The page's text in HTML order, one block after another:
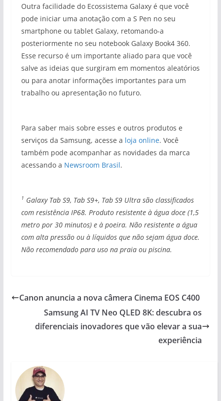
Outra facilidade do Ecossistema Galaxy é que você
pode iniciar uma anotação com a S Pen no seu
smartphone ou tablet Galaxy, retomando-a
posteriormente no seu notebook Galaxy Book4 360.
Esse recurso é um importante aliado para que você
salve as ideias que surgiram em momentos aleatórios
ou para anotar informações importantes para um
trabalho ou apresentação no futuro.
Para saber mais sobre esses e outros produtos e
serviços da Samsung, acesse a loja online. Você
também pode acompanhar as novidades da marca
acessando a Newsroom Brasil.
1 Galaxy Tab S9, Tab S9+, Tab S9 Ultra são classificados
com resistência IP68. Produto resistente à água doce (1,5
metro por 30 minutos) e à poeira. Não resistente a água
com alta pressão ou à líquidos que não sejam água doce.
Não recomendado para uso na praia ou piscina.
Canon anuncia a nova câmera Cinema EOS C400
Samsung AI TV Neo QLED 8K: descubra os
diferenciais inovadores que vão elevar a sua
experiência